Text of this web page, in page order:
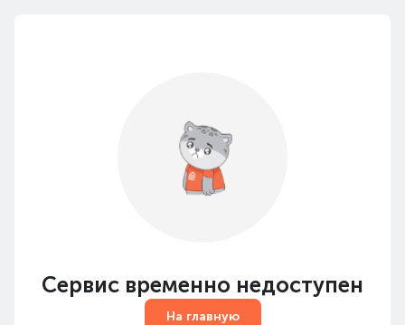
Сервис временно недоступен
На главную